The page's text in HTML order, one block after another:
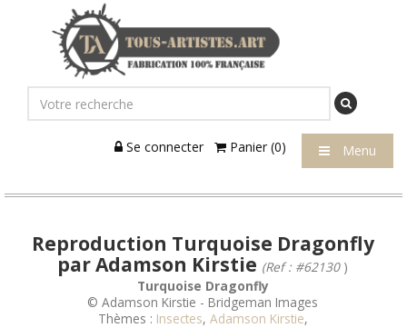
Se connecter Panier (0) Menu
Reproduction Turquoise Dragonfly
par Adamson Kirstie (Ref : #62130)
Turquoise Dragonfly
© Adamson Kirstie - Bridgeman Images
Thèmes : Insectes, Adamson Kirstie,